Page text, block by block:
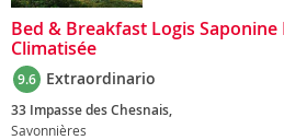
Bed & Breakfast Logis
Climatisée
9.6 Extraordinario
33 Impasse des Chesnais,
Savonnières